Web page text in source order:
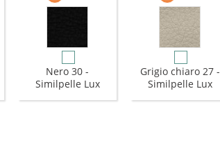
Nero 30 -
Similpelle Lux
Grigio chiaro 27 -
Similpelle Lux